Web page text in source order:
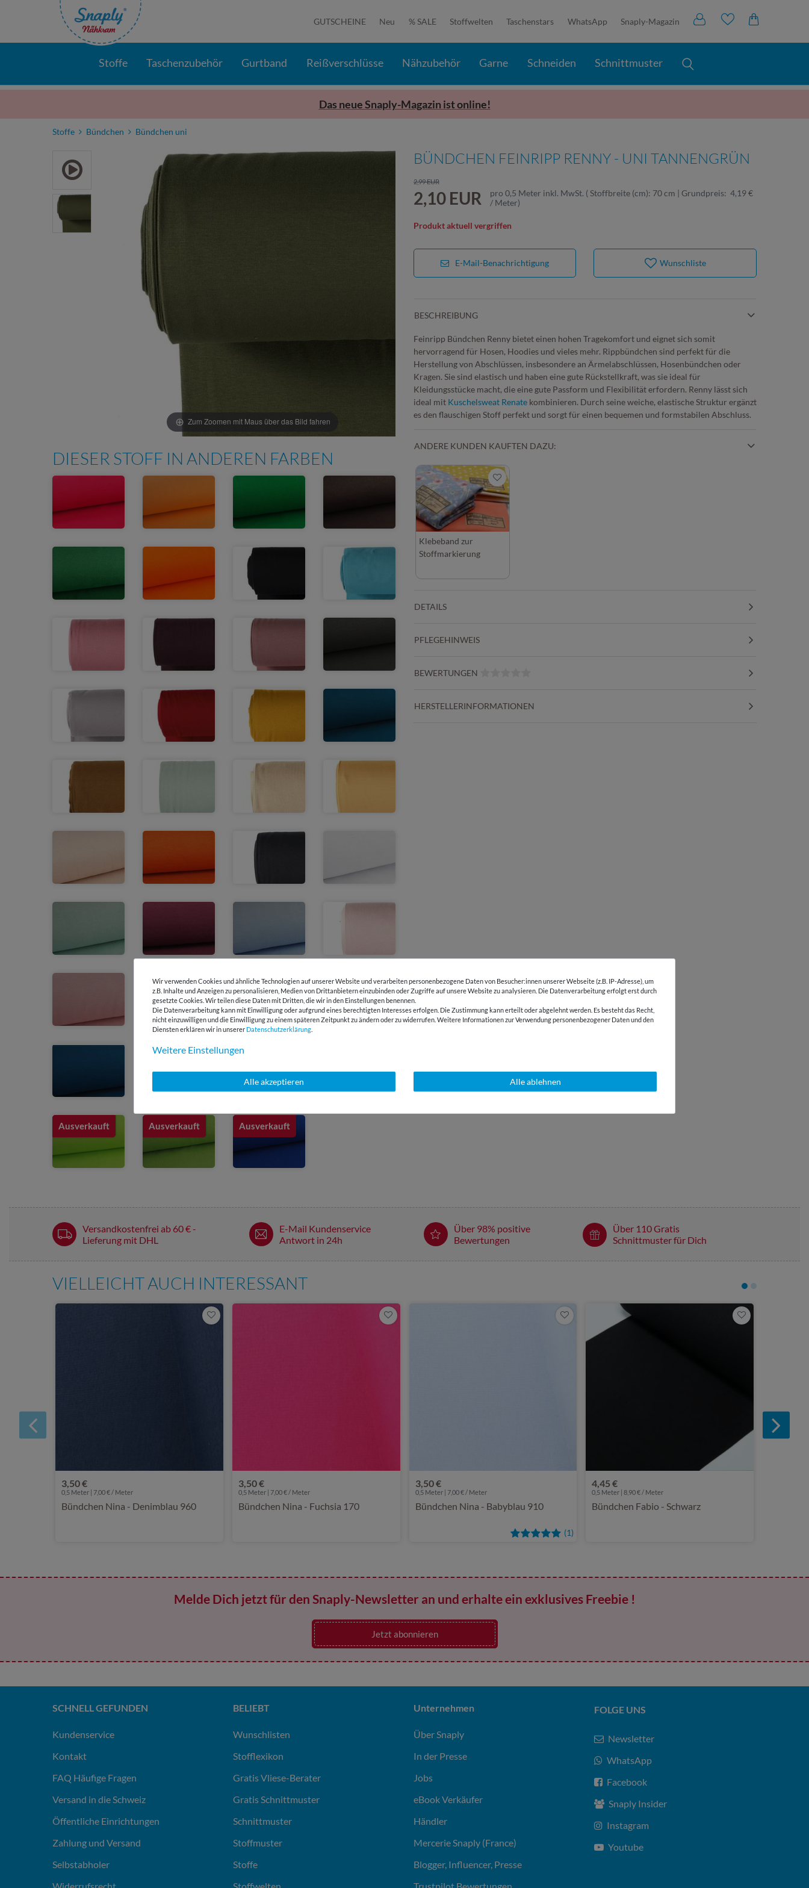
GUTSCHEINE Neu % SALE Stoffwelten Taschenstars WhatsApp Snaply-Magazin
Stoffe Taschenzubehör Gurtband Reißverschlüsse Nähzubehör Garne Schneiden Schnittmuster
Das neue Snaply-Magazin ist online!
Stoffe Bündchen Bündchen uni
Zum Zoomen mit Maus über das Bild fahren
DIESER STOFF IN ANDEREN FARBEN
Ausverkauft Ausverkauft
Ausverkauft Ausverkauft Ausverkauft
BÜNDCHEN FEINRIPP RENNY - UNI TANNENGRÜN
2,99 EUR
2,10 EUR pro 0,5 Meter inkl. MwSt. ( Stoffbreite (cm): 70 cm | Grundpreis: 4,19 €
/ Meter)
Produkt aktuell vergriffen
Wunschliste
E-Mail-Benachrichtigung
BESCHREIBUNG
Feinripp Bündchen Renny bietet einen hohen Tragekomfort und eignet sich somit
hervorragend für Hosen, Hoodies und vieles mehr. Rippbündchen sind perfekt für die
Herstellung von Abschlüssen, insbesondere an Ärmelabschlüssen, Hosenbündchen oder
Kragen. Sie sind elastisch und haben eine gute Rückstellkraft, was sie ideal für
Kleidungsstücke macht, die eine gute Passform und Flexibilität erfordern. Renny lässt sich
ideal mit Kuschelsweat Renate kombinieren. Durch seine weiche, elastische Struktur ergänzt
es den flauschigen Stoff perfekt und sorgt für einen bequemen und formstabilen Abschluss.
ANDERE KUNDEN KAUFTEN DAZU:
Klebeband zur
Stoffmarkierung
DETAILS
PFLEGEHINWEIS
BEWERTUNGEN
HERSTELLERINFORMATIONEN
Versandkostenfrei ab 60 € -
Lieferung mit DHL
E-Mail Kundenservice
Antwort in 24h
Über 98% positive
Bewertungen
Über 110 Gratis
Schnittmuster für Dich
VIELLEICHT AUCH INTERESSANT
3,50 €
0,5 Meter | 7,00 € / Meter
Bündchen Nina - Denimblau 960
3,50 €
0,5 Meter | 7,00 € / Meter
Bündchen Nina - Fuchsia 170
(1)
3,50 €
0,5 Meter | 7,00 € / Meter
Bündchen Nina - Babyblau 910
4,45 €
0,5 Meter | 8,90 € / Meter
Bündchen Fabio - Schwarz
Melde Dich jetzt für den Snaply-Newsletter an und erhalte ein exklusives Freebie !
Jetzt abonnieren
Wir verwenden Cookies und ähnliche Technologien auf unserer Website und verarbeiten personenbezogene Daten von Besucher:innen unserer Webseite (z.B. IP-Adresse), um
z.B. Inhalte und Anzeigen zu personalisieren, Medien von Drittanbietern einzubinden oder Zugriffe auf unsere Website zu analysieren. Die Datenverarbeitung erfolgt erst durch
gesetzte Cookies. Wir teilen diese Daten mit Dritten, die wir in den Einstellungen benennen.
Die Datenverarbeitung kann mit Einwilligung oder aufgrund eines berechtigten Interesses erfolgen. Die Zustimmung kann erteilt oder abgelehnt werden. Es besteht das Recht,
nicht einzuwilligen und die Einwilligung zu einem späteren Zeitpunkt zu ändern oder zu widerrufen. Weitere Informationen zur Verwendung personenbezogener Daten und den
Diensten erklären wir in unserer Daten­schutz­erklärung
Weitere Einstellungen
Alle akzeptieren Alle ablehnen
SCHNELL GEFUNDEN
Kundenservice
Kontakt
FAQ Häufige Fragen
Versand in die Schweiz
Öffentliche Einrichtungen
Zahlung und Versand
Selbstabholer
BELIEBT
Wunschlisten
Stofflexikon
Gratis Vliese-Berater
Gratis Schnittmuster
Schnittmuster
Stoffmuster
Stoffe
Unternehmen
Über Snaply
In der Presse
Jobs
eBook Verkäufer
Händler
Mercerie Snaply (France)
Blogger, Influencer, Presse
FOLGE UNS
Newsletter
WhatsApp
Facebook
Snaply Insider
Instagram
Youtube